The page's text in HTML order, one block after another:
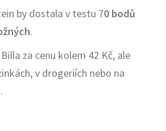
by dostala v testu 70 bodů
.
za cenu kolem 42 Kč, ale
v drogeriích nebo na